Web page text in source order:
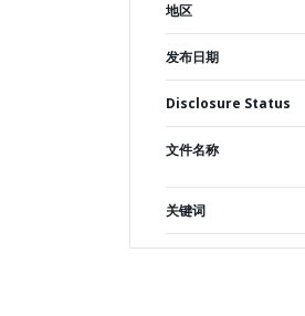
地区
发布日期
Disclosure Status
文件名称
关键词